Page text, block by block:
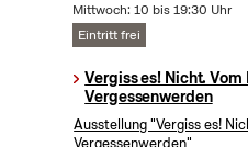
Mittwoch: 10 bis 19:30 Uhr
Eintritt frei
Vergiss es! Nicht. Vom
Vergessenwerden
Ausstellung "Vergiss es!